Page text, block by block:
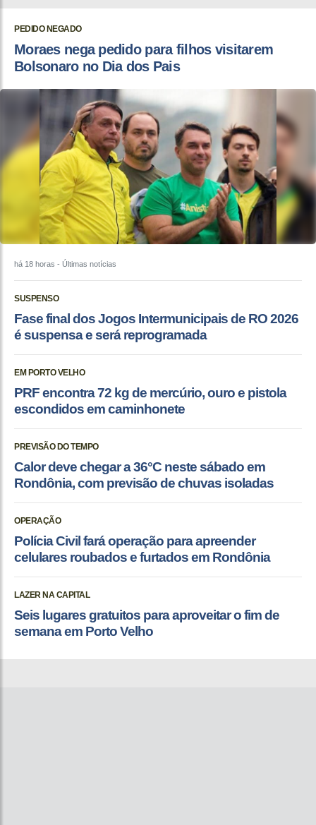
PEDIDO NEGADO
Moraes nega pedido para filhos visitarem
Bolsonaro no Dia dos Pais
há 18 horas - Últimas notícias
SUSPENSO
Fase final dos Jogos Intermunicipais de RO 2026
é suspensa e será reprogramada
EM PORTO VELHO
PRF encontra 72 kg de mercúrio, ouro e pistola
escondidos em caminhonete
PREVISÃO DO TEMPO
Calor deve chegar a 36°C neste sábado em
Rondônia, com previsão de chuvas isoladas
OPERAÇÃO
Polícia Civil fará operação para apreender
celulares roubados e furtados em Rondônia
LAZER NA CAPITAL
Seis lugares gratuitos para aproveitar o fim de
semana em Porto Velho